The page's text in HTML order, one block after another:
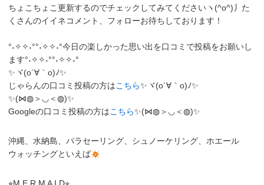
ちょこちょこ更新するのでチェックしてみてくださいヽ(^o^)丿 た
くさんのイイネコメント、フォローお待ちしております！
°˖✧✧˖°°˖✧✧˖°今日の楽しかった思い出を口コミで投稿をお願いし
ます°˖✧✧˖°°˖✧✧˖°
✨ヾ(o´∀｀o)ﾉ✨
じゃらんの口コミ投稿の方はこちら✨ヾ(o´∀｀o)ﾉ✨
✨(⋈◍＞◡＜◍)✨
Googleの口コミ投稿の方はこちら✨(⋈◍＞◡＜◍)✨
沖縄、水納島、パラセーリング、シュノーケリング、ホエール
ウォッチングといえば
⭐︎M E R M A I D⭐︎